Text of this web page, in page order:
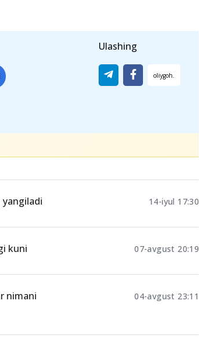
Ulashing
14-iyul 17:30
kuni 07-avgust 20:19
nimani
04-avgust 23:11